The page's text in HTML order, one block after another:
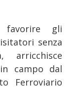
favorire gli
senza
arricchisce
campo dal
Ferroviario